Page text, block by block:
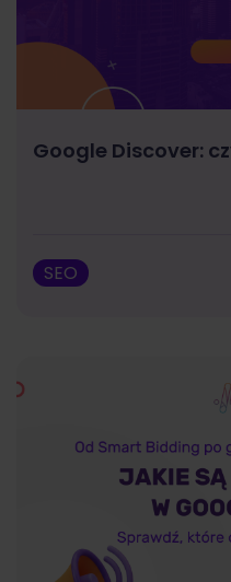
Google Discover:
SEO